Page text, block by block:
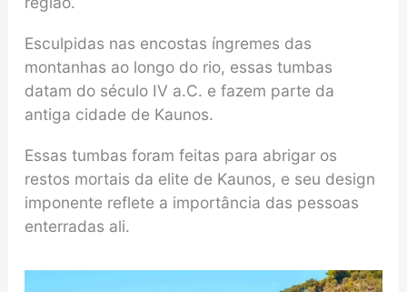
Esculpidas nas encostas íngremes das
montanhas ao longo do rio, essas tumbas
datam do século IV a.C. e fazem parte da
antiga cidade de Kaunos.
Essas tumbas foram feitas para abrigar os
restos mortais da elite de Kaunos, e seu design
imponente reflete a importância das pessoas
enterradas ali.